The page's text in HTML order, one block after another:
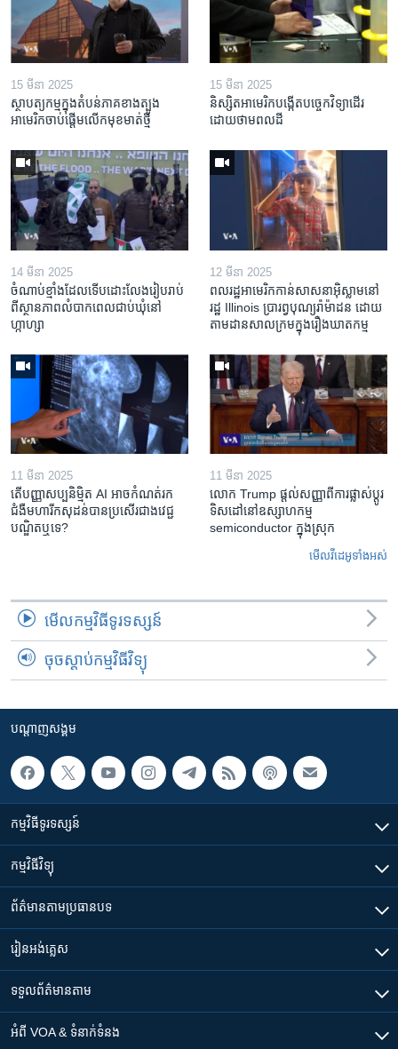
15 មីនា 2025
ស្ថាបត្យកម្ម​ក្នុង​តំបន់​ភាគ​ខាង​ត្បូង​
អាមេរិក​ចាប់ផ្តើម​លើក​មុខមាត់​ថ្មី
15 មីនា 2025
និស្សិត​អាមេរិក​បង្កើត​បច្ចេកវិទ្យា​ដើរ​
ដោយ​ថាមពល​ដី
14 មីនា 2025
ចំណាប់ខ្មាំង​ដែល​ទើប​ដោះលែង​រៀបរាប់​
ពី​ស្ថានភាព​​លំបាក​ពេល​ជាប់​ឃុំ​នៅ​
ហ្កាហ្សា
12 មីនា 2025
ពលរដ្ឋអាមេរិក​កាន់សាសនា​អ៊ិស្លាម​នៅ
រដ្ឋ Illinois ​ប្រារព្វបុណ្យរ៉ាម៉ាដន ​ដោយ​
តាម​ដាន​​សាលក្រមក្នុងរឿងឃាតកម្ម
11 មីនា 2025
តើ​បញ្ញាសប្បនិម្មិត​ AI អាច​កំណត់​រក​
ជំងឺមហារីក​សុដន់​បាន​ប្រសើរ​ជាង​វេជ្ជ
បណ្ឌិត​ឬ​ទេ?
11 មីនា 2025
លោក Trump ផ្តល់សញ្ញាពីការផ្លាស់ប្តូរ
ទិសដៅនៅឧស្សាហកម្ម
semiconductor ក្នុងស្រុក
មើល​វីដេអូ​ទាំង​អស់
មើល​កម្មវិធី​ទូរទស្សន៍
ចុចស្តាប់កម្មវិធីវិទ្យុ
បណ្តាញ​សង្គម
កម្មវិធី​ទូរទស្សន៍
កម្មវិធី​វិទ្យុ
ព័ត៌មាន​តាមប្រធានបទ​
រៀន​​អង់គ្លេស
ទទួល​ព័ត៌មាន​តាម
អំពី​ VOA & ទំនាក់ទំនង